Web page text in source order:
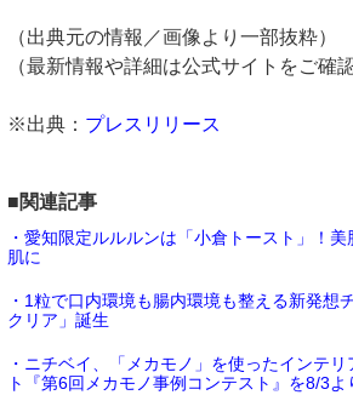
（出典元の情報／画像より一部抜粋）
（最新情報や詳細は公式サイトをご確
※出典： プレスリリース
■関連記事
・愛知限定ルルルンは「小倉トースト」！
肌に
・1粒で口内環境も腸内環境も整える新発想
クリア」誕生
・ニチベイ、「メカモノ」を使ったインテ
ト『第6回メカモノ事例コンテスト』を8/3よ